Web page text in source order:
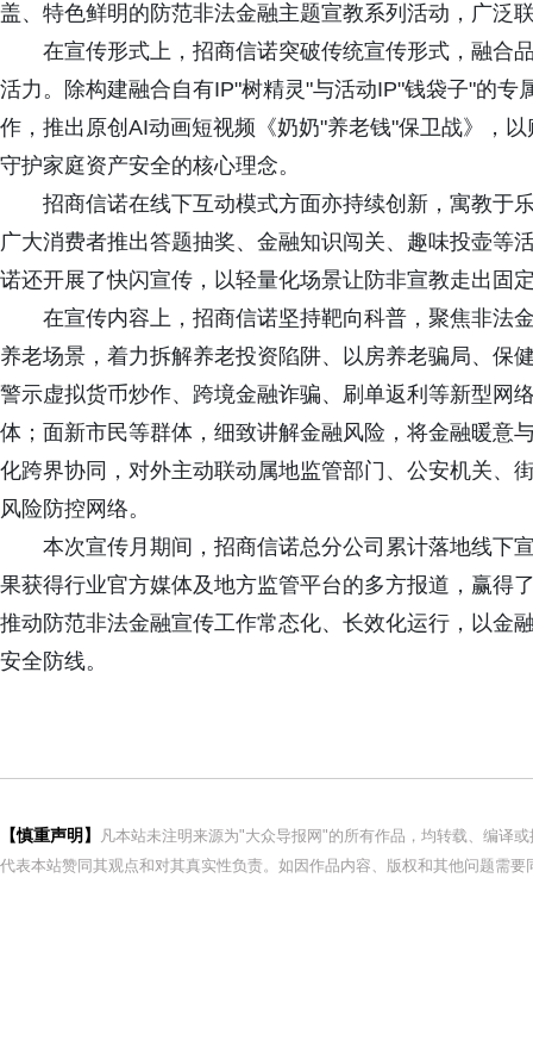
盖、特色鲜明的防范非法金融主题宣教系列活动，广泛
在宣传形式上，招商信诺突破传统宣传形式，融合
活力。除构建融合自有IP"树精灵"与活动IP"钱袋子"的
作，推出原创AI动画短视频《奶奶"养老钱"保卫战》，
守护家庭资产安全的核心理念。
招商信诺在线下互动模式方面亦持续创新，寓教于
广大消费者推出答题抽奖、金融知识闯关、趣味投壶等
诺还开展了快闪宣传，以轻量化场景让防非宣教走出固
在宣传内容上，招商信诺坚持靶向科普，聚焦非法
养老场景，着力拆解养老投资陷阱、以房养老骗局、保
警示虚拟货币炒作、跨境金融诈骗、刷单返利等新型网
体；面新市民等群体，细致讲解金融风险，将金融暖意
化跨界协同，对外主动联动属地监管部门、公安机关、
风险防控网络。
本次宣传月期间，招商信诺总分公司累计落地线下
果获得行业官方媒体及地方监管平台的多方报道，赢得
推动防范非法金融宣传工作常态化、长效化运行，以金
安全防线。
【慎重声明】
凡本站未注明来源为"大众导报网"的所有作品，均转载、编译
代表本站赞同其观点和对其真实性负责。如因作品内容、版权和其他问题需